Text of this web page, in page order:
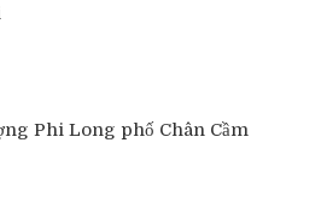
Phi Long phố Chân Cầm